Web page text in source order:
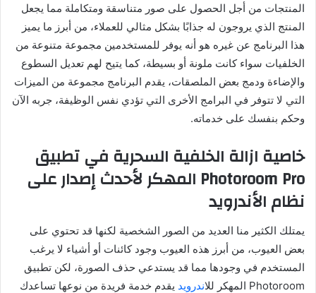
المنتجات من أجل الحصول على صور متناسقة ومتكاملة مما يجعل
المنتج الذي يروجون له جذابًا بشكل مثالي للعملاء، من أبرز ما يميز
هذا البرنامج عن غيره هو أنه يوفر للمستخدمين مجموعة متنوعة من
الخلفيات سواء كانت ملونة أو بسيطة، كما يتيح لهم تعديل السطوع
والإضاءة ودمج بعض الملصقات، يقدم البرنامج مجموعة من الميزات
التي لا تتوفر في البرامج الأخرى التي تؤدي نفس الوظيفة، جربه الآن
وحكم بنفسك على خدماته.
خاصية ازالة الخلفية السحرية في تطبيق
Photoroom Pro المهكر لأحدث إصدار على
نظام الأندرويد
يمتلك الكثير منا العديد من الصور الشخصية لكنها قد تحتوي على
بعض العيوب، من أبرز هذه العيوب وجود كائنات أو أشياء لا يرغب
المستخدم في وجودها مما قد يستدعي حذف الصورة، لكن تطبيق
Photoroom المهكر لل
اندرويد يقدم خدمة فريدة من نوعها تساعدك